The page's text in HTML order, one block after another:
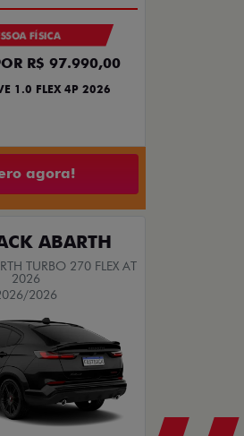
FÍSICA
R$ 97.990,00
1.0 FLEX 4P 2026
agora!
ABARTH
TURBO 270 FLEX AT
2026
2026